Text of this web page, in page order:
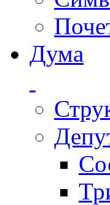
Дума